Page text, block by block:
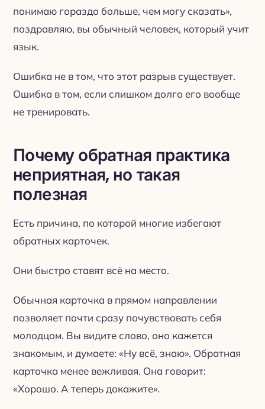
понимаю гораздо больше, чем могу сказать»,
поздравляю, вы обычный человек, который учит
язык.
Ошибка не в том, что этот разрыв существует.
Ошибка в том, если слишком долго его вообще
не тренировать.
Почему обратная практика
неприятная, но такая
полезная
Есть причина, по которой многие избегают
обратных карточек.
Они быстро ставят всё на место.
Обычная карточка в прямом направлении
позволяет почти сразу почувствовать себя
молодцом. Вы видите слово, оно кажется
знакомым, и думаете: «Ну всё, знаю». Обратная
карточка менее вежливая. Она говорит:
«Хорошо. А теперь докажите».